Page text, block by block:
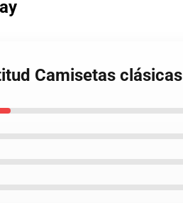
Camisetas clásicas